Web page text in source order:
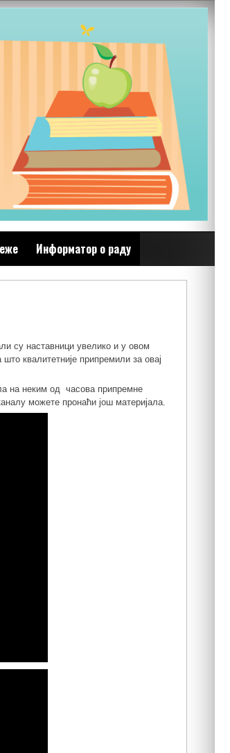
Информатор о раду
су наставници увелико и у овом
квалитетније припремили за овај
на неким од часова припремне
можете пронаћи још материјала.